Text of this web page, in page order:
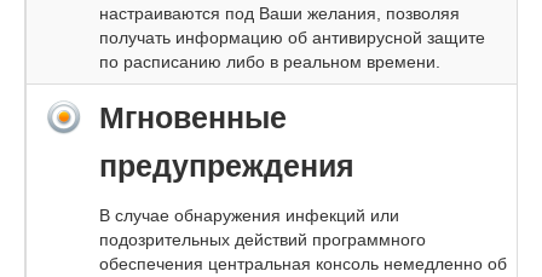
настраиваются под Ваши желания, позволяя
получать информацию об антивирусной защите
по расписанию либо в реальном времени.
Мгновенные
предупреждения
В случае обнаружения инфекций или
подозрительных действий программного
обеспечения центральная консоль немедленно об